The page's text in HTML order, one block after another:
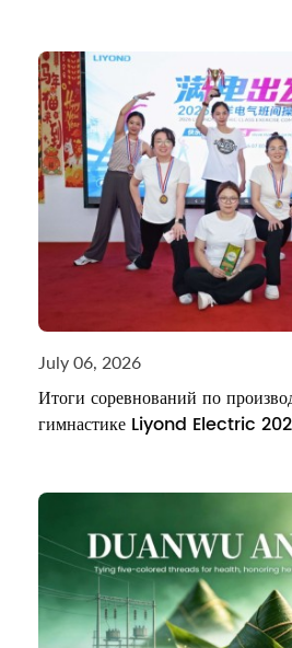
July 06, 2026
Итоги соревнований по
гимнастике Liyond Electric